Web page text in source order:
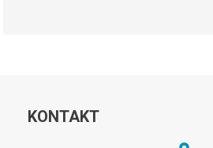
KONTAKT